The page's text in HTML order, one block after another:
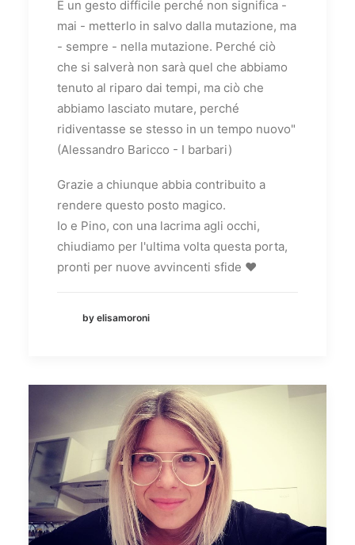
È un gesto difficile perché non significa -
mai - metterlo in salvo dalla mutazione, ma
- sempre - nella mutazione. Perché ciò
che si salverà non sarà quel che abbiamo
tenuto al riparo dai tempi, ma ciò che
abbiamo lasciato mutare, perché
ridiventasse se stesso in un tempo nuovo"
(Alessandro Baricco - I barbari)
Grazie a chiunque abbia contribuito a
rendere questo posto magico.
Io e Pino, con una lacrima agli occhi,
chiudiamo per l'ultima volta questa porta,
pronti per nuove avvincenti sfide ❤️
by elisamoroni